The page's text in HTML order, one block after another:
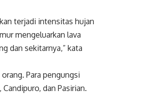
terjadi intensitas hujan
mengeluarkan lava
dan sekitarnya,” kata
Para pengungsi
dan Pasirian.